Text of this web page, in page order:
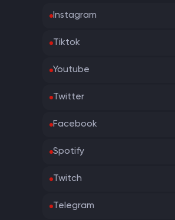
Instagram
Tiktok
Youtube
Twitter
Facebook
Spotify
Twitch
Telegram